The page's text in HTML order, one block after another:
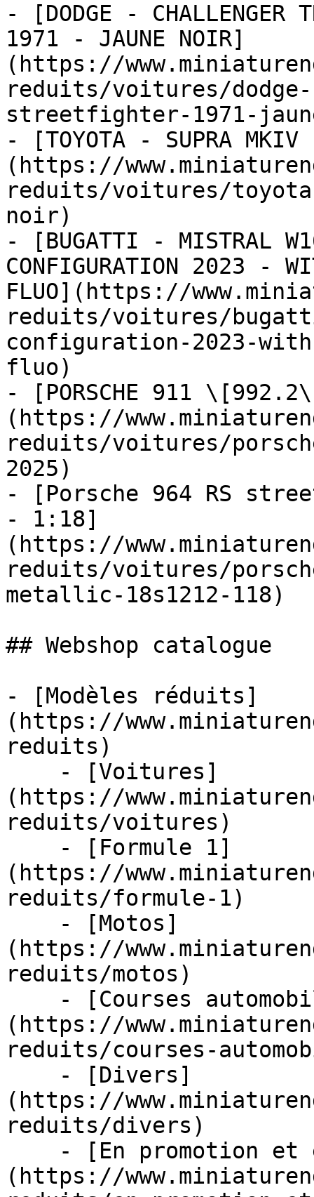
- [DODGE - CHALLENGER
1971 - JAUNE NOIR]
(https://
reduits/voitures/
streetfighter-1971-
- [TOYOTA - SUPRA
(https://
reduits/voitures/toyota-
noir)
- [BUGATTI - MISTRAL W16
CONFIGURATION 2023 -
FLUO](https://
reduits/voitures/
configuration-2023-
fluo)
- [PORSCHE 911
(https://
reduits/voitures/
2025)
- [Porsche 964 RS
- 1:18]
(https://
reduits/voitures/
metallic-18s1212-118)
## Webshop catalogue
- [Modèles réduits]
(https://
reduits)
(https://
reduits/voitures)
(https://
reduits/formule-1)
(https://
reduits/motos)
(https://
reduits/courses-
(https://
reduits/divers)
(https://